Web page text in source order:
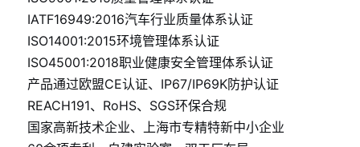
IATF16949:2016汽车行业质量体系认证
ISO14001:2015环境管理体系认证
ISO45001:2018职业健康安全管理体系认证
产品通过欧盟CE认证、IP67/IP69K防护认证
REACH191、RoHS、SGS环保合规
国家高新技术企业、上海市专精特新中小企业